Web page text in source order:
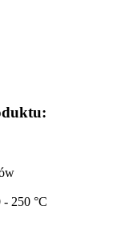
- 250 °C